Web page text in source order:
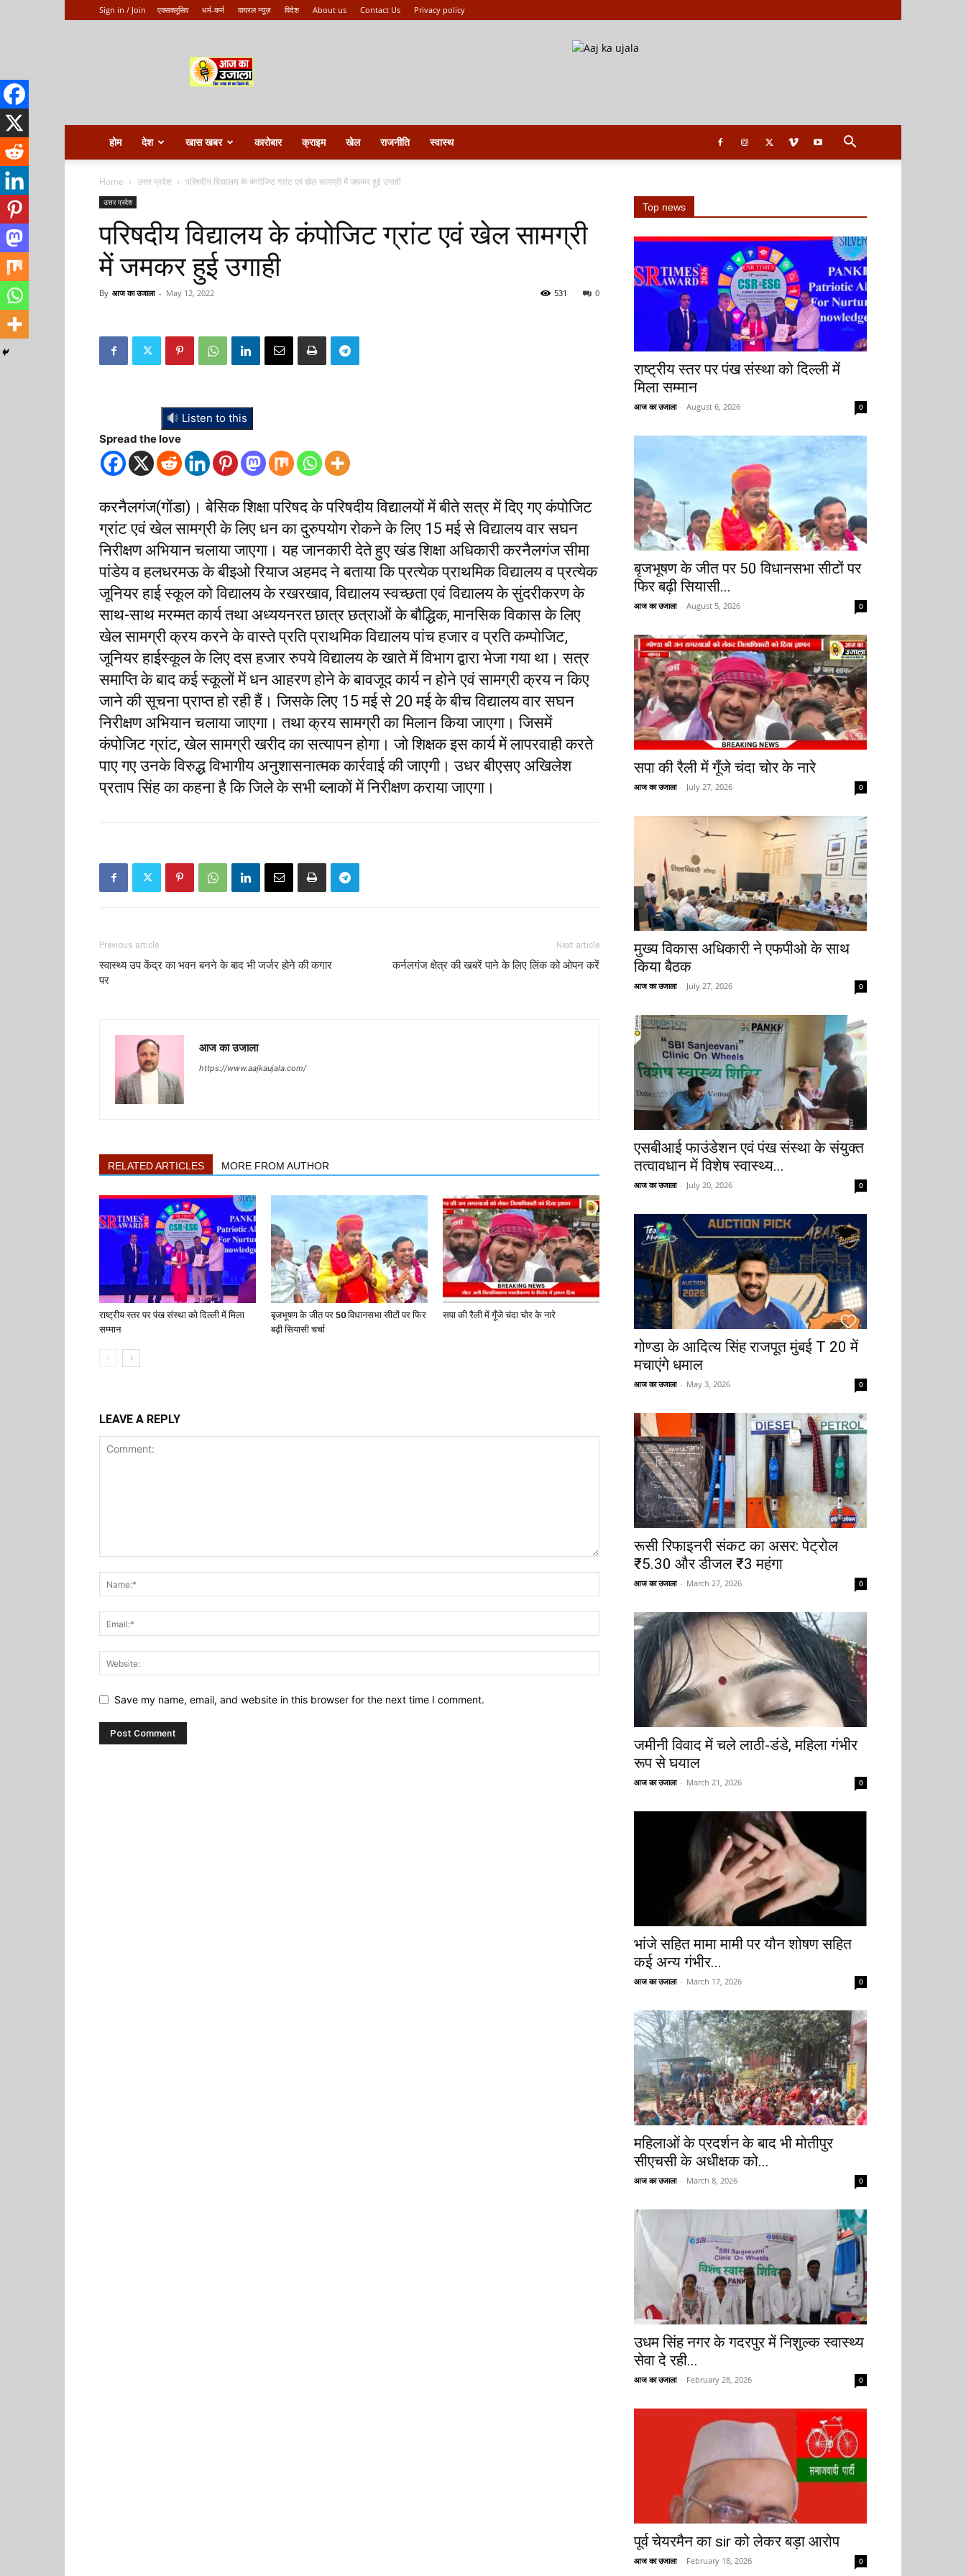
Sign in / Join एक्सक्लूसिव धर्म-कर्म वायरल न्यूज़ विदेश About us Contact Us Privacy policy
ka
ujala
होम देश खास खबर कारोबार क्राइम खेल राजनीति स्वास्थ
Home उत्तर प्रदेश परिषदीय विद्यालय के कंपोजिट ग्रांट एवं खेल सामग्री में जमकर हुई उगाही
उत्तर प्रदेश
परिषदीय विद्यालय के कंपोजिट ग्रांट एवं खेल सामग्री
में जमकर हुई उगाही
By आज का उजाला - May 12, 2022 0
531
Listen to this
Spread the love
करनैलगंज(गोंडा)। बेसिक शिक्षा परिषद के परिषदीय विद्यालयों में बीते सत्र में दिए गए कंपोजिट
ग्रांट एवं खेल सामग्री के लिए धन का दुरुपयोग रोकने के लिए 15 मई से विद्यालय वार सघन
निरीक्षण अभियान चलाया जाएगा। यह जानकारी देते हुए खंड शिक्षा अधिकारी करनैलगंज सीमा
पांडेय व हलधरमऊ के बीइओ रियाज अहमद ने बताया कि प्रत्येक प्राथमिक विद्यालय व प्रत्येक
जूनियर हाई स्कूल को विद्यालय के रखरखाव, विद्यालय स्वच्छता एवं विद्यालय के सुंदरीकरण के
साथ-साथ मरम्मत कार्य तथा अध्ययनरत छात्र छत्राओं के बौद्धिक, मानसिक विकास के लिए
खेल सामग्री क्रय करने के वास्ते प्रति प्राथमिक विद्यालय पांच हजार व प्रति कम्पोजिट,
जूनियर हाईस्कूल के लिए दस हजार रुपये विद्यालय के खाते में विभाग द्वारा भेजा गया था। सत्र
समाप्ति के बाद कई स्कूलों में धन आहरण होने के बावजूद कार्य न होने एवं सामग्री क्रय न किए
जाने की सूचना प्राप्त हो रही हैं। जिसके लिए 15 मई से 20 मई के बीच विद्यालय वार सघन
निरीक्षण अभियान चलाया जाएगा। तथा क्रय सामग्री का मिलान किया जाएगा। जिसमें
कंपोजिट ग्रांट, खेल सामग्री खरीद का सत्यापन होगा। जो शिक्षक इस कार्य में लापरवाही करते
पाए गए उनके विरुद्ध विभागीय अनुशासनात्मक कार्रवाई की जाएगी। उधर बीएसए अखिलेश
प्रताप सिंह का कहना है कि जिले के सभी ब्लाकों में निरीक्षण कराया जाएगा।
Previous article
स्वास्थ्य उप केंद्र का भवन बनने के बाद भी जर्जर होने की कगार
पर
Next article
कर्नलगंज क्षेत्र की खबरें पाने के लिए लिंक को ओपन करें
आज का उजाला
https://www.aajkaujala.com/
RELATED ARTICLES MORE FROM AUTHOR
राष्ट्रीय स्तर पर पंख संस्था को दिल्ली में मिला
सम्मान
बृजभूषण के जीत पर 50 विधानसभा सीटों पर फिर
बढ़ी सियासी चर्चा
सपा की रैली में गूँजे चंदा चोर के नारे
LEAVE A REPLY
Save my name, email, and website in this browser for the next time I comment.
Top news
राष्ट्रीय स्तर पर पंख संस्था को दिल्ली में
मिला सम्मान
आज का उजाला - August 6, 2026 0
बृजभूषण के जीत पर 50 विधानसभा सीटों पर
फिर बढ़ी सियासी...
आज का उजाला - August 5, 2026 0
सपा की रैली में गूँजे चंदा चोर के नारे
आज का उजाला - July 27, 2026 0
मुख्य विकास अधिकारी ने एफपीओ के साथ
किया बैठक
आज का उजाला - July 27, 2026 0
एसबीआई फाउंडेशन एवं पंख संस्था के संयुक्त
तत्वावधान में विशेष स्वास्थ्य...
आज का उजाला - July 20, 2026 0
गोण्डा के आदित्य सिंह राजपूत मुंबई T 20 में
मचाएंगे धमाल
आज का उजाला - May 3, 2026 0
रूसी रिफाइनरी संकट का असर: पेट्रोल
₹5.30 और डीजल ₹3 महंगा
आज का उजाला - March 27, 2026 0
जमीनी विवाद में चले लाठी-डंडे, महिला गंभीर
रूप से घयाल
आज का उजाला - March 21, 2026 0
भांजे सहित मामा मामी पर यौन शोषण सहित
कई अन्य गंभीर...
आज का उजाला - March 17, 2026 0
महिलाओं के प्रदर्शन के बाद भी मोतीपुर
सीएचसी के अधीक्षक को...
आज का उजाला - March 8, 2026 0
उधम सिंह नगर के गदरपुर में निशुल्क स्वास्थ्य
सेवा दे रही...
आज का उजाला - February 28, 2026 0
पूर्व चेयरमैन का sir को लेकर बड़ा आरोप
आज का उजाला - February 18, 2026 0